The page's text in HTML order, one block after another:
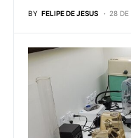
BY FELIPE DE JESUS 28 DE